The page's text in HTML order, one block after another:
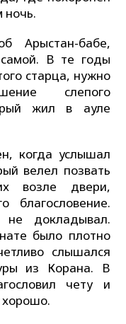
ночь.
Арыстан-бабе,
В те годы
старца, нужно
слепого
жил в ауле
когда услышал
велел позвать
возле двери,
благословение.
докладывал.
было плотно
слышался
из Корана. В
чету и
хорошо.